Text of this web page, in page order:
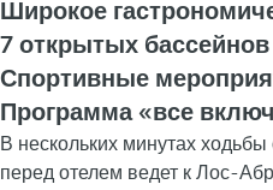
Широкое
7 открытых бассейнов
Спортивные
Программа «все
В нескольких минутах
перед отелем ведет к Лос-